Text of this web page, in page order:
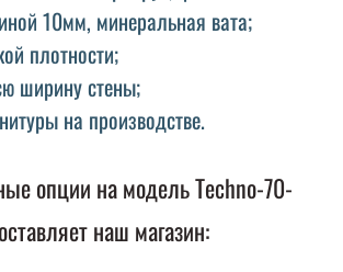
10мм, минеральная вата;
плотности;
ширину стены;
на производстве.
опции на модель Techno-70-
наш магазин: